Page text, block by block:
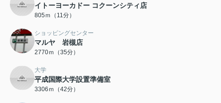
イトーヨーカドー コクーンシティ店
805ｍ（11分）
ショッピングセンター
マルヤ 岩槻店
2770ｍ（35分）
大学
平成国際大学設置準備室
3306ｍ（42分）